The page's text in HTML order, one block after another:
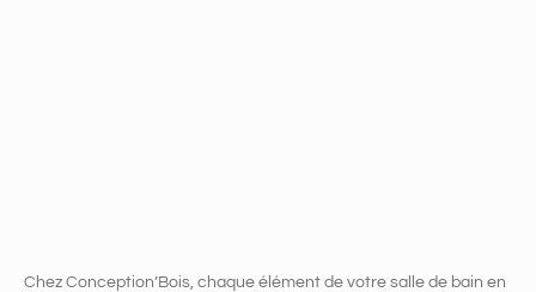
Chez Conception’Bois, chaque élément de votre salle de bain en